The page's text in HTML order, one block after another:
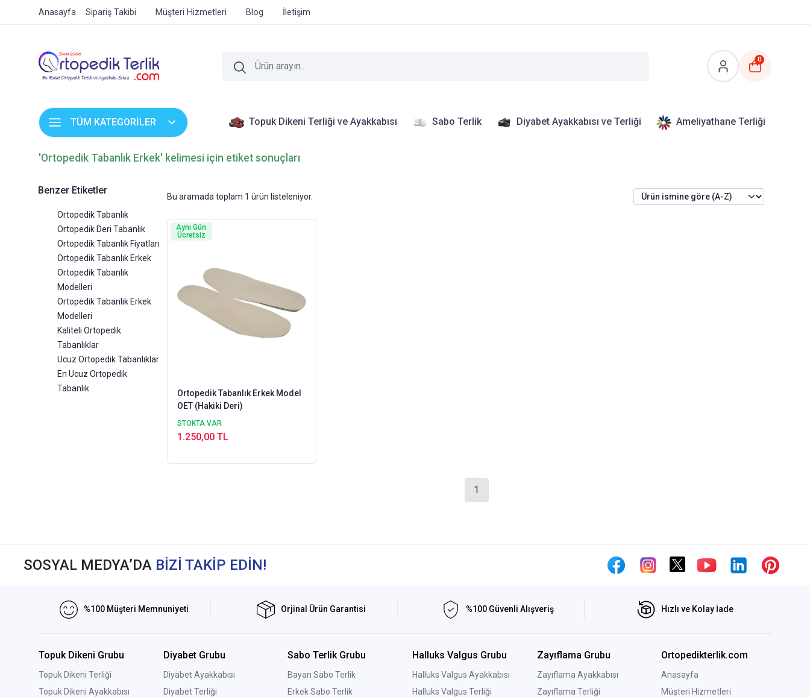
Anasayfa Sipariş Takibi Müşteri Hizmetleri Blog İletişim
0
TÜM KATEGORİLER Topuk Dikeni Terliği ve Ayakkabısı Sabo Terlik Diyabet Ayakkabısı ve Terliği Ameliyathane Terliği
'Ortopedik Tabanlık Erkek' kelimesi için etiket sonuçları
Benzer Etiketler
Ortopedik Tabanlık
Ortopedik Deri Tabanlık
Ortopedik Tabanlık Fiyatları
Ortopedik Tabanlık Erkek
Ortopedik Tabanlık
Modelleri
Ortopedik Tabanlık Erkek
Modelleri
Kaliteli Ortopedik
Tabanlıklar
Ucuz Ortopedik Tabanlıklar
En Ucuz Ortopedik
Tabanlık
Bu aramada toplam 1 ürün listeleniyor.
Ortopedik Tabanlık Erkek Model
OET (Hakiki Deri)
STOKTA VAR
1.250,00 TL
Aynı Gün
Ücretsiz
1
SOSYAL MEDYA’DA BİZİ TAKİP EDİN!
%100 Müşteri Memnuniyeti Orjinal Ürün Garantisi %100 Güvenli Alışveriş Hızlı ve Kolay İade
Topuk Dikeni Grubu
Topuk Dikeni Terliği
Topuk Dikeni Ayakkabısı
Diyabet Grubu
Diyabet Ayakkabısı
Diyabet Terliği
Sabo Terlik Grubu
Bayan Sabo Terlik
Erkek Sabo Terlik
Halluks Valgus Grubu
Halluks Valgus Ayakkabısı
Halluks Valgus Terliği
Zayıflama Grubu
Zayıflama Ayakkabısı
Zayıflama Terliği
Ortopedikterlik.com
Anasayfa
Müşteri Hizmetleri